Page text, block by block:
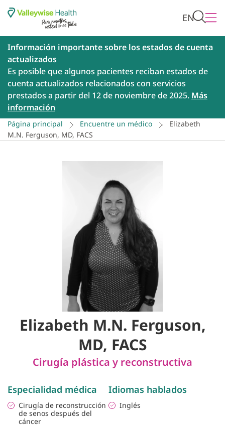
EN
Información importante sobre los estados de cuenta
actualizados
Es posible que algunos pacientes reciban estados de
cuenta actualizados relacionados con servicios
prestados a partir del 12 de noviembre de 2025. Más
información
Página principal Encuentre un médico
Elizabeth
M.N. Ferguson, MD, FACS
Elizabeth M.N. Ferguson,
MD, FACS
Cirugía plástica y reconstructiva
Especialidad médica
Cirugía de reconstrucción
de senos después del
cáncer
Idiomas hablados
Inglés